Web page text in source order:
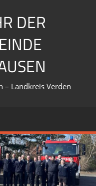
DER
– Landkreis Verden